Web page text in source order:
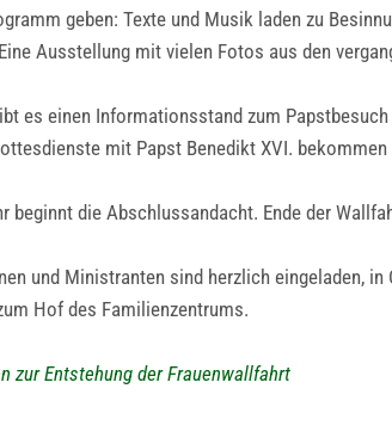
geben: Texte und Musik laden zu
Ausstellung mit vielen Fotos aus den
es einen Informationsstand zum
mit Papst Benedikt XVI.
beginnt die Abschlussandacht. Ende der
und Ministranten sind herzlich eingeladen,
Hof des Familienzentrums.
zur Entstehung der Frauenwallfahrt